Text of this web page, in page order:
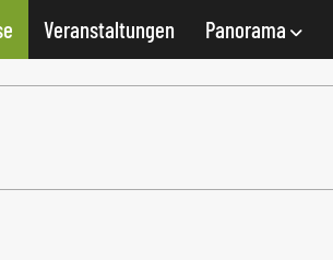
Veranstaltungen Panorama